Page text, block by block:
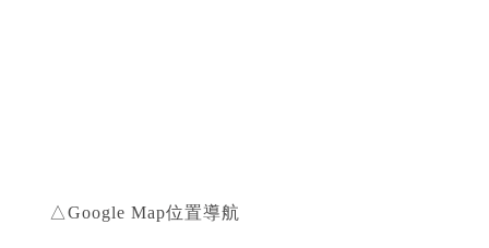
△Google Map位置導航